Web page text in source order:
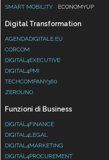
SMART MOBILITY
ECONOMYUP
Digital Transformation
AGENDADIGITALE.EU
CORCOM
DIGITAL4EXECUTIVE
DIGITAL4PMI
TECHCOMPANY360
ZEROUNO
Funzioni di Business
DIGITAL4FINANCE
DIGITAL4LEGAL
DIGITAL4MARKETING
DIGITAL4PROCUREMENT